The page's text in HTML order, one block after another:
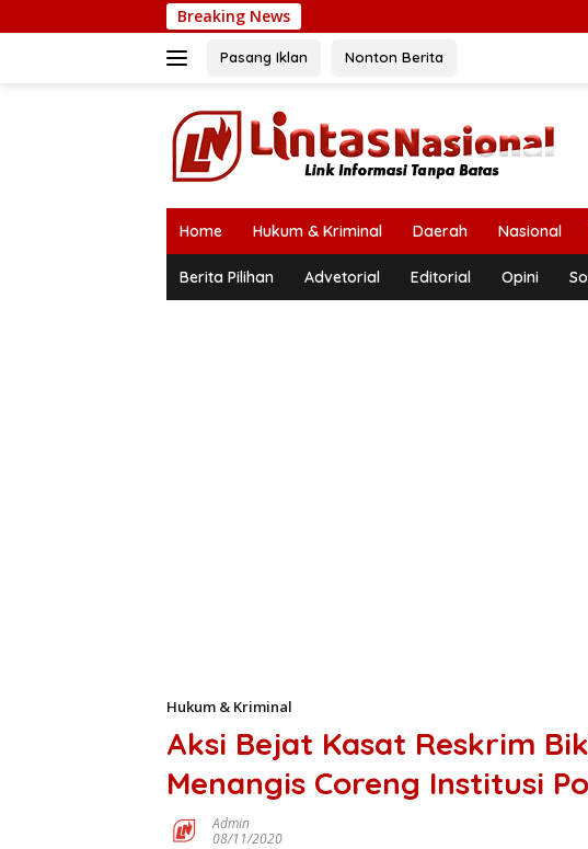
ke
Breaking News
Pasang Iklan Nonton Berita
Home Hukum & Kriminal Daerah Nasional
Berita Pilihan Advetorial Editorial Opini
Hukum & Kriminal
Aksi Bejat Kasat Reskrim
Menangis Coreng Institusi
Admin
08/11/2020